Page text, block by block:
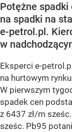
Potężne spadki
na spadki na
e-petrol.pl.
w
Eksperci e-
na hurtowym
W pierwszym
spadek cen
z 6437 zł/m
sześc. Pb95